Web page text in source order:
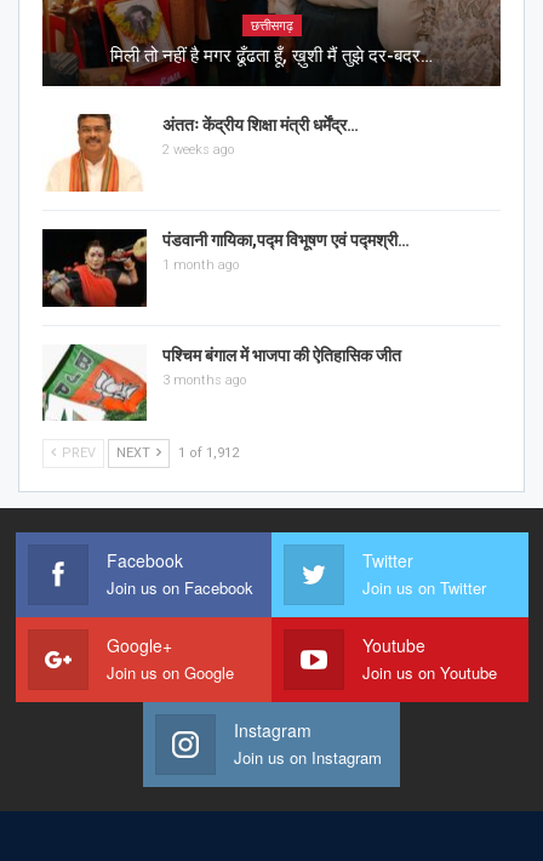
छत्तीसगढ़
मिली तो नहीं है मगर ढूँढता हूँ, ख़ुशी मैं तुझे दर-बदर…
अंततः केंद्रीय शिक्षा मंत्री धर्मेंद्र…
2 weeks ago
पंडवानी गायिका,पद्म विभूषण एवं पद्मश्री…
1 month ago
पश्चिम बंगाल में भाजपा की ऐतिहासिक जीत
3 months ago
PREV NEXT 1 of 1,912
Facebook
Join us on Facebook
Twitter
Join us on Twitter
Google+
Join us on Google
Youtube
Join us on Youtube
Instagram
Join us on Instagram